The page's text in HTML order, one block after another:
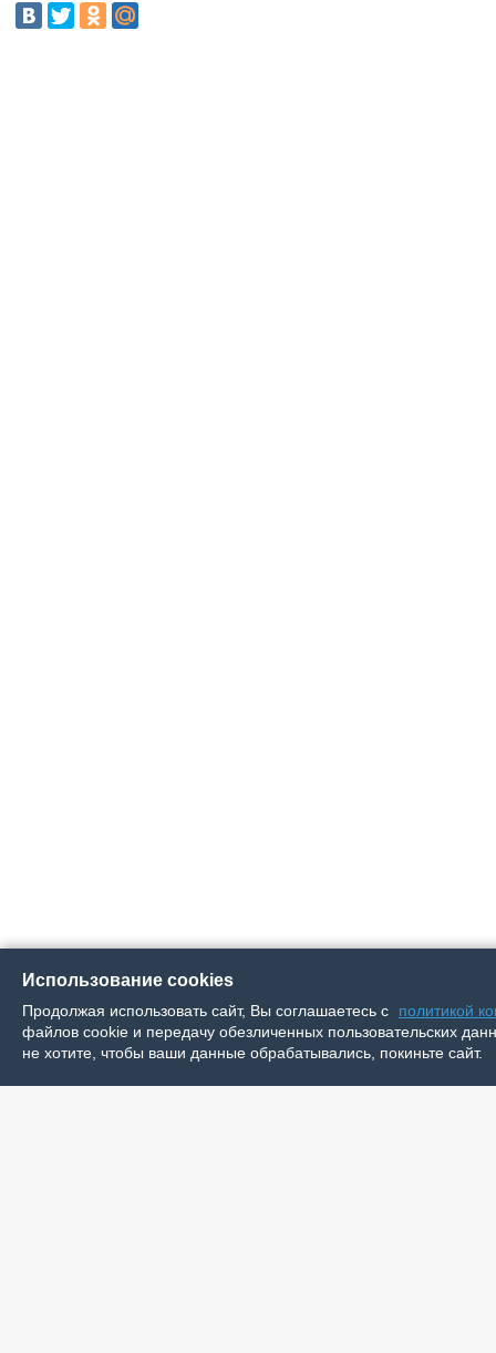
Использование cookies
Продолжая использовать сайт, Вы соглашаетесь с
политикой
файлов cookie и передачу обезличенных пользовательских
не хотите, чтобы ваши данные обрабатывались, покиньте сайт.